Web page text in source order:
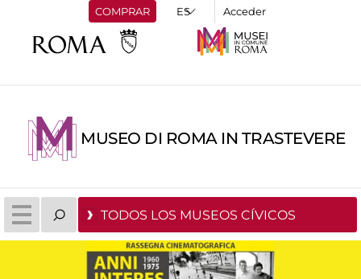
COMPRAR Acceder
MUSEO DI ROMA IN TRASTEVERE
TODOS LOS MUSEOS CÍVICOS